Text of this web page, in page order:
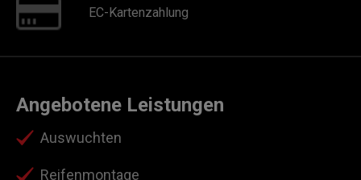
EC-Kartenzahlung
Angebotene Leistungen
Auswuchten
Reifenmontage